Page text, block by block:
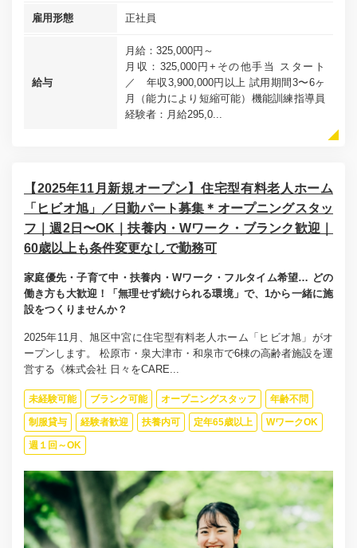
雇用形態 正社員
給与
月給：325,000円～
月収：325,000円+その他手当 スタート
／ 年収3,900,000円以上 試用期間3〜6ヶ
月（能力により短縮可能）機能訓練指導員
経験者：月給295,0...
【2025年11月新規オープン】住宅型有料老人ホーム
「ヒビオ旭」／日勤パート募集＊オープニングスタッ
フ｜週2日〜OK｜扶養内・Wワーク・ブランク歓迎｜
60歳以上も条件変更なしで勤務可
家庭優先・子育て中・扶養内・Wワーク・フルタイム希望… どの
働き方も大歓迎！「無理せず続けられる環境」で、1から一緒に施
設をつくりませんか？
2025年11月、旭区中宮に住宅型有料老人ホーム「ヒビオ旭」がオ
ープンします。 松原市・泉大津市・和泉市で6棟の高齢者施設を運
営する《株式会社 日々をCARE...
未経験可能 ブランク可能 オープニングスタッフ 年齢不問
制服貸与 経験者歓迎 扶養内可 定年65歳以上 WワークOK
週１回～OK